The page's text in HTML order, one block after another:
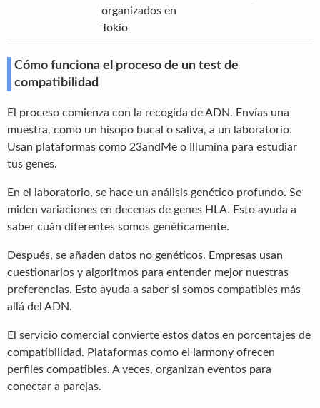
organizados en
Tokio
Cómo funciona el proceso de un test de
compatibilidad
El proceso comienza con la recogida de ADN. Envías una
muestra, como un hisopo bucal o saliva, a un laboratorio.
Usan plataformas como 23andMe o Illumina para estudiar
tus genes.
En el laboratorio, se hace un análisis genético profundo. Se
miden variaciones en decenas de genes HLA. Esto ayuda a
saber cuán diferentes somos genéticamente.
Después, se añaden datos no genéticos. Empresas usan
cuestionarios y algoritmos para entender mejor nuestras
preferencias. Esto ayuda a saber si somos compatibles más
allá del ADN.
El servicio comercial convierte estos datos en porcentajes de
compatibilidad. Plataformas como eHarmony ofrecen
perfiles compatibles. A veces, organizan eventos para
conectar a parejas.